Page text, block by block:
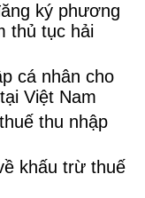
ký phương
thủ tục hải
cá nhân cho
Việt Nam
thu nhập
khấu trừ thuế